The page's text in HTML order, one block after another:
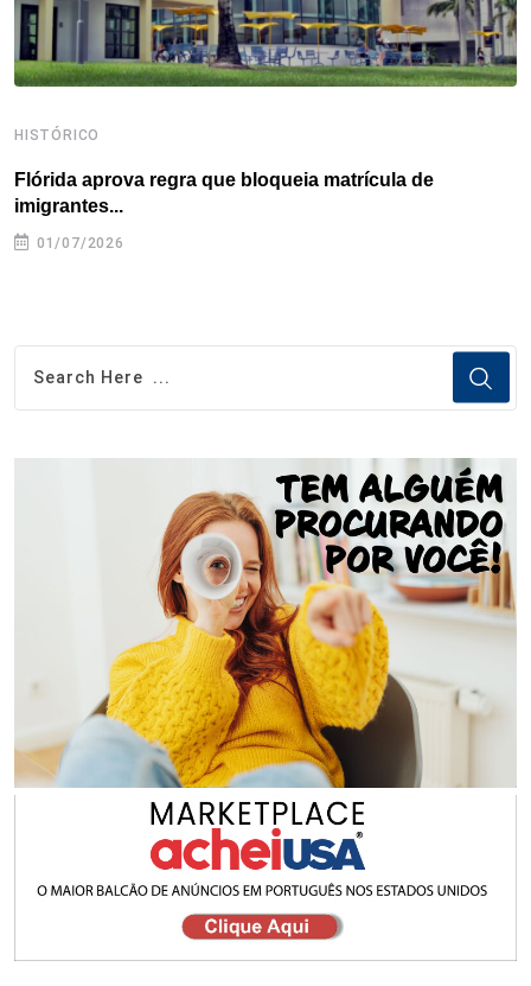
HISTÓRICO
Flórida aprova regra que bloqueia matrícula de
imigrantes...
01/07/2026